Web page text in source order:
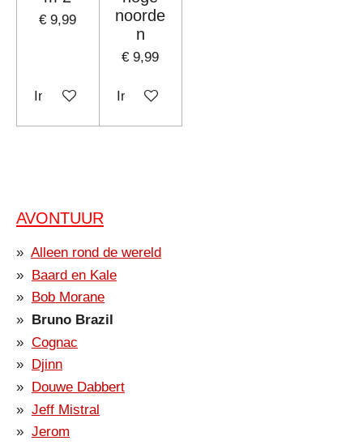
€ 9,99
In winkelwagen
noorde
n
€ 9,99
In winkelwagen
AVONTUUR
Alleen rond de wereld
Baard en Kale
Bob Morane
Bruno Brazil
Cognac
Djinn
Douwe Dabbert
Jeff Mistral
Jerom